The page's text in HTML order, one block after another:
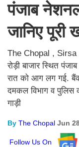
पंजाब
जानिए पूरी
The Chopal , Sirsa
रोड़ी बाजार स्थित
रात को आग लग गई.
दमकल विभाग व
गाड़ी
By The Chopal Jun
Follow Us On